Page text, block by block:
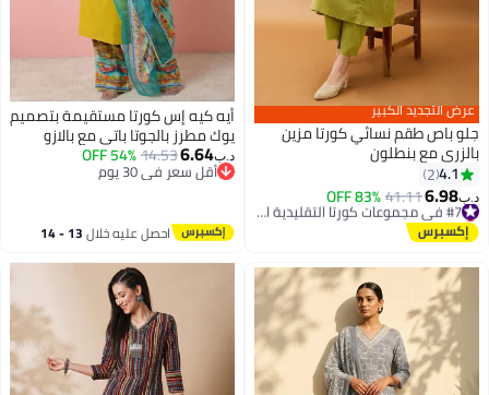
عرض التجديد الكبير
جلو باص طقم نسائي كورتا مزين
بالزري مع بنطلون
4.1
2
د.ب‏6.98
41.11
83% OFFأقل سعر في 30 يوم
أيه كيه إس كورتا مستقيمة بتصميم
يوك مطرز بالجوتا باتي مع بالازو
ودوباتا
د.ب‏6.64
14.53
54% OFF
أقل سعر في 30 يوم
أقل سعر في 30 يوم
احصل عليه خلال 13 - 14